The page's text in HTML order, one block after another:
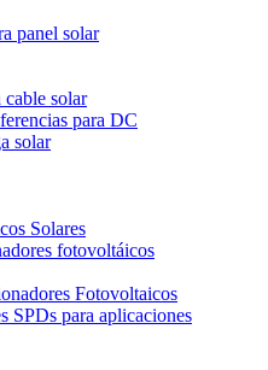
panel solar
solar
para DC
solar
Solares
fotovoltáicos
Fotovoltaicos
SPDs para aplicaciones